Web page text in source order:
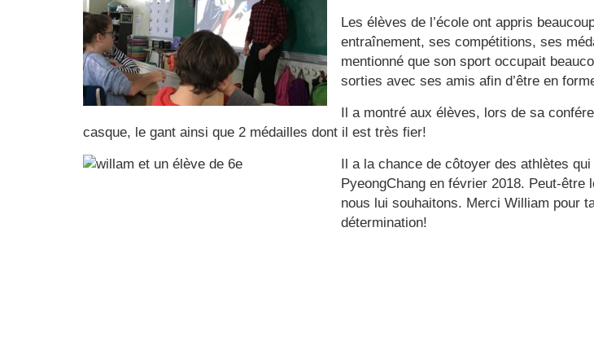
Les élèves de l’école ont appris
entraînement, ses compétitions, ses
mentionné que son sport occupait
sorties avec ses amis afin d’être en
Il a montré aux élèves, lors de sa
casque, le gant ainsi que 2 médailles dont il est très fier!
Il a la chance de côtoyer des athlètes
PyeongChang en février 2018. Peut-
nous lui souhaitons. Merci William pour
détermination!